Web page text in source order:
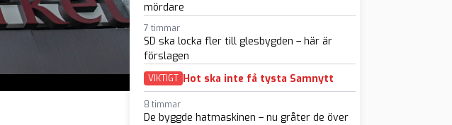
mördare
7 timmar
SD ska locka fler till glesbygden – här är
förslagen
VIKTIGT Hot ska inte få tysta Samnytt
8 timmar
De byggde hatmaskinen – nu gråter de över